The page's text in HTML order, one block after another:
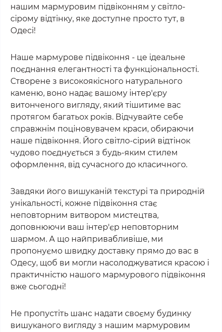
нашим мармуровим підвіконням у світло-
сірому відтінку, яке доступне просто тут, в
Одесі!
Наше мармурове підвіконня - це ідеальне
поєднання елегантності та функціональності.
Створене з високоякісного натурального
каменю, воно надає вашому інтер'єру
витонченого вигляду, який тішитиме вас
протягом багатьох років. Відчувайте себе
справжнім поціновувачем краси, обираючи
наше підвіконня. Його світло-сірий відтінок
чудово поєднується з будь-яким стилем
оформлення, від сучасного до класичного.
Завдяки його вишуканій текстурі та природній
унікальності, кожне підвіконня стає
неповторним витвором мистецтва,
доповнюючи ваш інтер'єр неповторним
шармом. А що найпривабливіше, ми
пропонуємо швидку доставку прямо до вас в
Одесу, щоб ви могли насолоджуватися красою і
практичністю нашого мармурового підвіконня
вже сьогодні!
Не пропустіть шанс надати своєму будинку
вишуканого вигляду з нашим мармуровим